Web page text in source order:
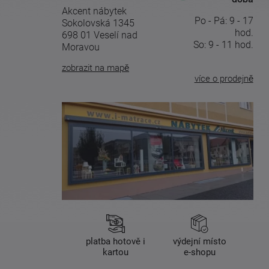
Akcent nábytek
Sokolovská 1345
698 01 Veselí nad
Moravou
zobrazit na mapě
Po - Pá: 9 - 17
hod.
So: 9 - 11 hod.
více o prodejně
platba hotově i
kartou
výdejní místo
e-shopu